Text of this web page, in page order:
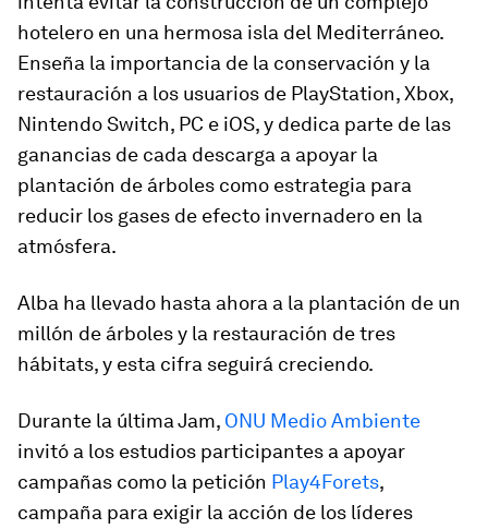
hotelero en una hermosa isla del Mediterráneo.
Enseña la importancia de la conservación y la
restauración a los usuarios de PlayStation, Xbox,
Nintendo Switch, PC e iOS, y dedica parte de las
ganancias de cada descarga a apoyar la
plantación de árboles como estrategia para
reducir los gases de efecto invernadero en la
atmósfera.
Alba ha llevado hasta ahora a la plantación de un
millón de árbolesy la restauración de tres
hábitats, y esta cifra seguirá creciendo.
Durante la últimaJam, ONU Medio Ambiente
invitó a los estudios participantes a apoyar
campañas como la petición Play4Forets,
campaña para exigir la acción de los líderes